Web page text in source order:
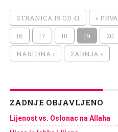
STRANICA 19 OD 41 « PRVA
16 17 18 19 20
NAREDNA › ZADNJA »
ZADNJE OBJAVLJENO
Lijenost vs. Oslonac na Allaha